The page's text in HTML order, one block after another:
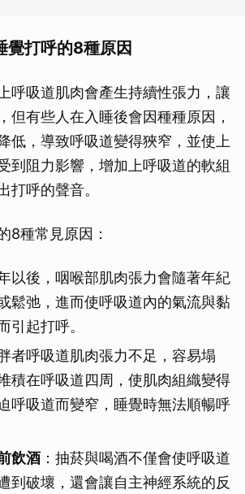
覺打呼的8種原因
呼吸道肌肉會產生持續性張力，讓
但有些人在入睡後會因種種原因，
低，導致呼吸道變得狹窄，並使上
到阻力影響，增加上呼吸道的軟組
打呼的聲音。
8種常見原因：
以後，咽喉部肌肉張力會隨著年紀
鬆弛，進而使呼吸道內的氣流與黏
引起打呼。
者呼吸道肌肉張力不足，容易塌
積在呼吸道四周，使肌肉組織變得
呼吸道而變窄，睡覺時無法順暢呼
飲酒 ：抽菸與喝酒不僅會使呼吸道
到破壞，還會讓自主神經系統的反